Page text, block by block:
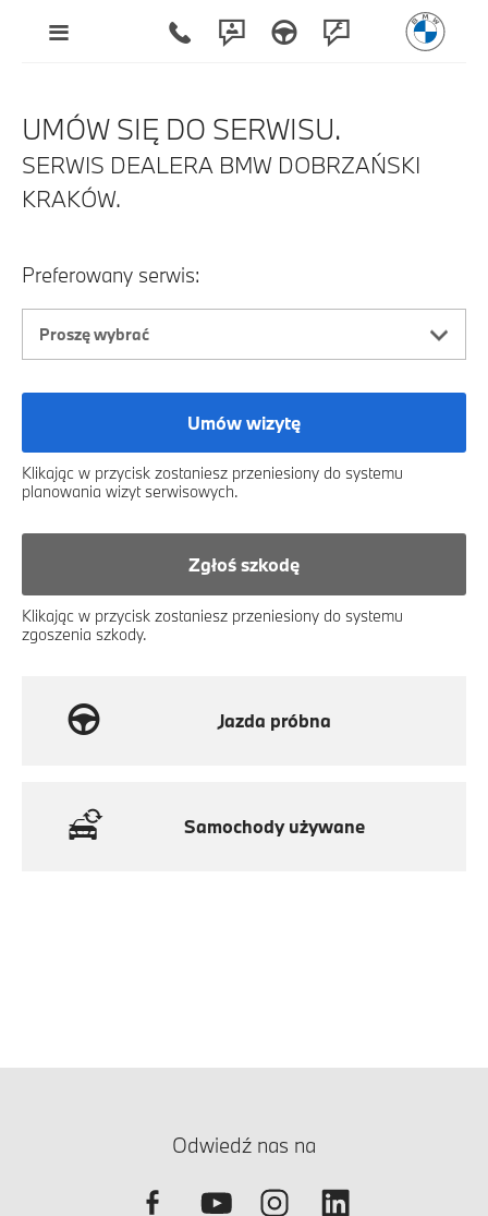
UMÓW SIĘ DO SERWISU.
SERWIS DEALERA BMW DOBRZAŃSKI
KRAKÓW.
Preferowany serwis:
Umów wizytę
Klikając w przycisk zostaniesz przeniesiony do systemu
planowania wizyt serwisowych.
Zgłoś szkodę
Klikając w przycisk zostaniesz przeniesiony do systemu
zgoszenia szkody.
Jazda próbna
Samochody używane
Odwiedź nas na